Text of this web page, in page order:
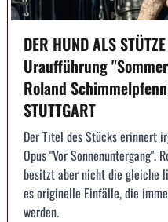
DER HUND ALS
Uraufführung
Roland
STUTTGART
Der Titel des Stücks erinnert
Opus "Vor Sonnenuntergang".
besitzt aber nicht die gleiche
es originelle Einfälle, die
werden.